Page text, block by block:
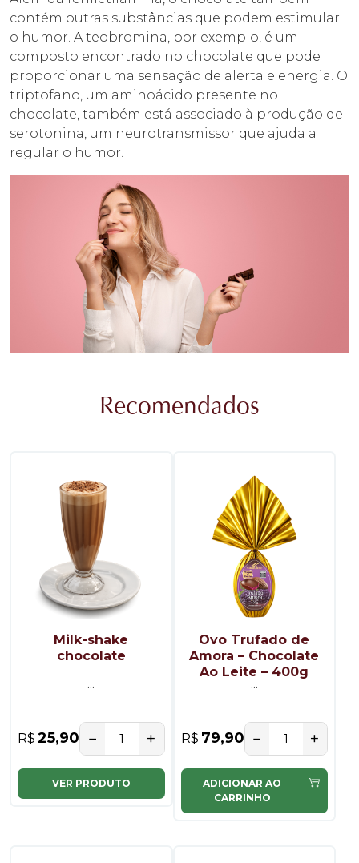
contém outras substâncias que podem estimular
o humor. A teobromina, por exemplo, é um
composto encontrado no chocolate que pode
proporcionar uma sensação de alerta e energia. O
triptofano, um aminoácido presente no
chocolate, também está associado à produção de
serotonina, um neurotransmissor que ajuda a
regular o humor.
Recomendados
Milk-shake
chocolate
R$ 25,90 − +
VER PRODUTO
Ovo Trufado de
Amora – Chocolate
Ao Leite – 400g
R$ 79,90 − +
ADICIONAR AO
CARRINHO